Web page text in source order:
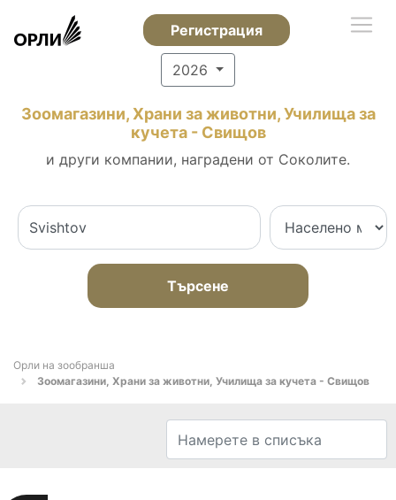
Регистрация
2026
Зоомагазини, Храни за животни, Училища за
кучета - Свищов
и други компании, наградени от Соколите.
Търсене
Орли на зообранша
Зоомагазини, Храни за животни, Училища за кучета - Свищов